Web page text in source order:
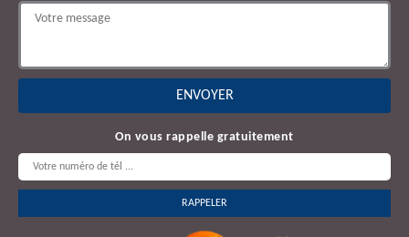
On vous rappelle gratuitement